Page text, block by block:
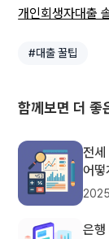
개인회생자대출
#대출 꿀팁
함께보면 더 좋
전세
어떻
은행